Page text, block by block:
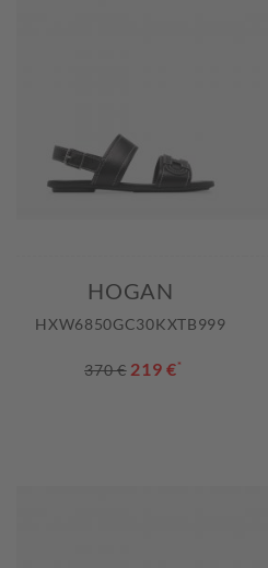
HOGAN
HXW6850GC30KXTB999
370 € 219 €*